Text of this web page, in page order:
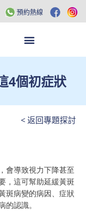
預約熱線
4個初症狀
< 返回專題探討
會導致視力下降甚至
，這可幫助延緩黃斑
斑病變的病因、症狀
認識。